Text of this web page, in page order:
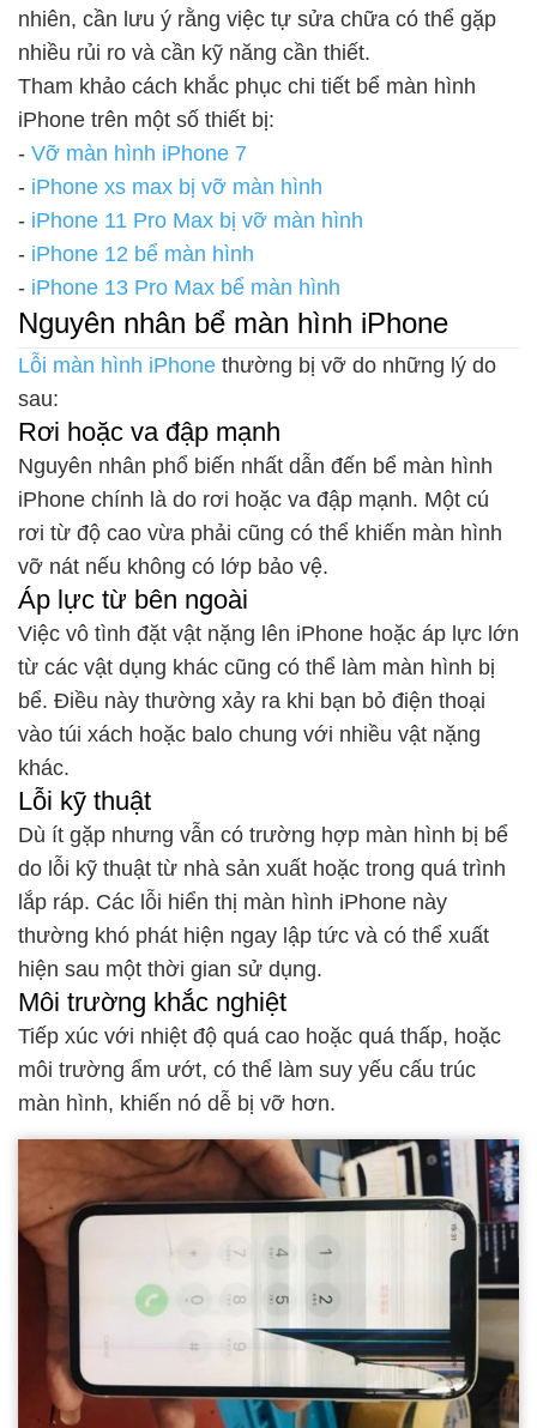
nhiên, cần lưu ý rằng việc tự sửa chữa có thể gặp
nhiều rủi ro và cần kỹ năng cần thiết.
Tham khảo cách khắc phục chi tiết bể màn hình
iPhone trên một số thiết bị:
- Vỡ màn hình iPhone 7
- iPhone xs max bị vỡ màn hình
- iPhone 11 Pro Max bị vỡ màn hình
- iPhone 12 bể màn hình
- iPhone 13 Pro Max bể màn hình
Nguyên nhân bể màn hình iPhone
Lỗi màn hình iPhone thường bị vỡ do những lý do
sau:
Rơi hoặc va đập mạnh
Nguyên nhân phổ biến nhất dẫn đến bể màn hình
iPhone chính là do rơi hoặc va đập mạnh. Một cú
rơi từ độ cao vừa phải cũng có thể khiến màn hình
vỡ nát nếu không có lớp bảo vệ.
Áp lực từ bên ngoài
Việc vô tình đặt vật nặng lên iPhone hoặc áp lực lớn
từ các vật dụng khác cũng có thể làm màn hình bị
bể. Điều này thường xảy ra khi bạn bỏ điện thoại
vào túi xách hoặc balo chung với nhiều vật nặng
khác.
Lỗi kỹ thuật
Dù ít gặp nhưng vẫn có trường hợp màn hình bị bể
do lỗi kỹ thuật từ nhà sản xuất hoặc trong quá trình
lắp ráp. Các lỗi hiển thị màn hình iPhone này
thường khó phát hiện ngay lập tức và có thể xuất
hiện sau một thời gian sử dụng.
Môi trường khắc nghiệt
Tiếp xúc với nhiệt độ quá cao hoặc quá thấp, hoặc
môi trường ẩm ướt, có thể làm suy yếu cấu trúc
màn hình, khiến nó dễ bị vỡ hơn.